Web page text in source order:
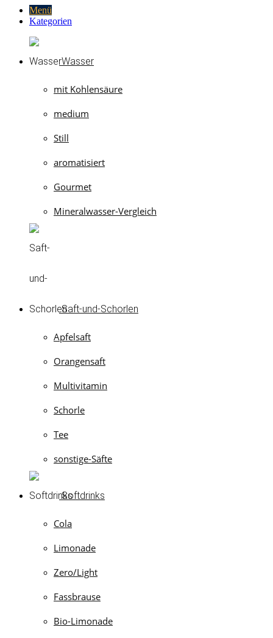
Menü
Kategorien
Wasser
mit Kohlensäure
medium
Still
aromatisiert
Gourmet
Mineralwasser-Vergleich
Saft-und-Schorlen
Apfelsaft
Orangensaft
Multivitamin
Schorle
Tee
sonstige-Säfte
Softdrinks
Cola
Limonade
Zero/Light
Fassbrause
Bio-Limonade